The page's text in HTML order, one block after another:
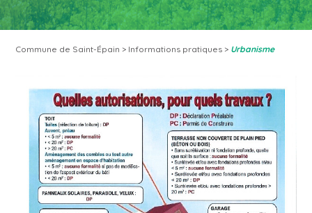
Commune de Saint-Épain > Informations pratiques > Urbanisme